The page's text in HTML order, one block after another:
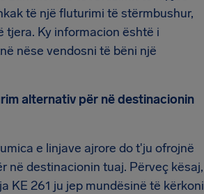
të një fluturimi të stërmbushur,
tjera. Ky informacion është i
nëse vendosni të bëni një
alternativ për në destinacionin
e linjave ajrore do t'ju ofrojnë
në destinacionin tuaj. Përveç kësaj,
KE 261 ju jep mundësinë të kërkoni